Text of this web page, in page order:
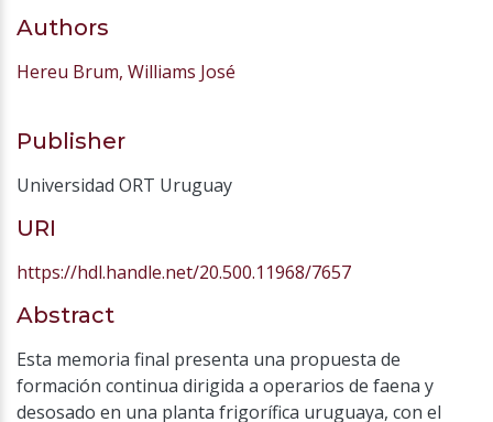
Authors
Hereu Brum, Williams José
Publisher
Universidad ORT Uruguay
URI
https://hdl.handle.net/20.500.11968/7657
Abstract
Esta memoria final presenta una propuesta de
formación continua dirigida a operarios de faena y
desosado en una planta frigorífica uruguaya, con el